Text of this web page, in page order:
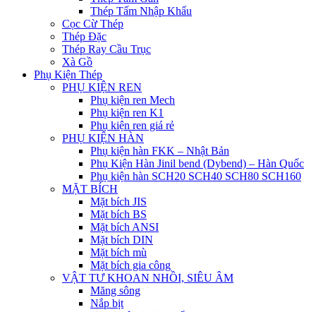
Thép Tấm Nhập Khẩu
Cọc Cừ Thép
Thép Đặc
Thép Ray Cầu Trục
Xà Gồ
Phụ Kiện Thép
PHỤ KIỆN REN
Phụ kiện ren Mech
Phụ kiện ren K1
Phụ kiện ren giá rẻ
PHỤ KIỆN HÀN
Phụ kiện hàn FKK – Nhật Bản
Phụ Kiện Hàn Jinil bend (Dybend) – Hàn Quốc
Phụ kiện hàn SCH20 SCH40 SCH80 SCH160
MẶT BÍCH
Mặt bích JIS
Mặt bích BS
Mặt bích ANSI
Mặt bích DIN
Mặt bích mù
Mặt bích gia công
VẬT TƯ KHOAN NHỒI, SIÊU ÂM
Măng sông
Nắp bịt